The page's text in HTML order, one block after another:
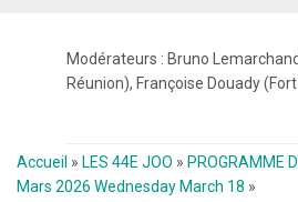
Modérateurs : Bruno
Réunion), Françoise Douady
Accueil » LES 44E JOO » PROGRAMME
Mars 2026 Wednesday March 18 »